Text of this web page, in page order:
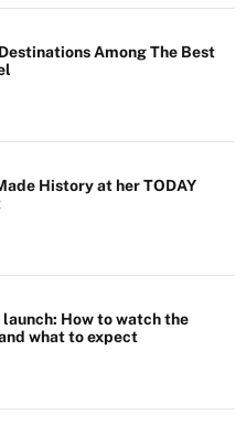
Among The Best
History at her TODAY
launch: How to watch the
what to expect